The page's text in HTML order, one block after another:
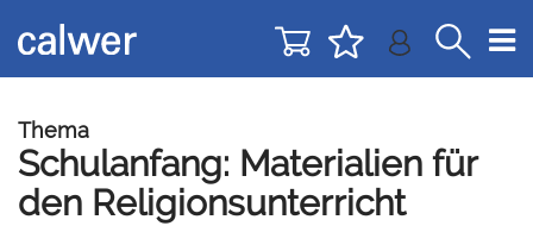
zur
Navigation
zum
Inhalt
Thema
Schulanfang: Materialien für
den Religionsunterricht